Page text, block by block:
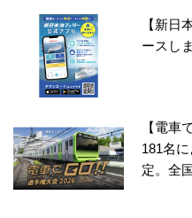
【新日
ースし
【電車
181名
定。全